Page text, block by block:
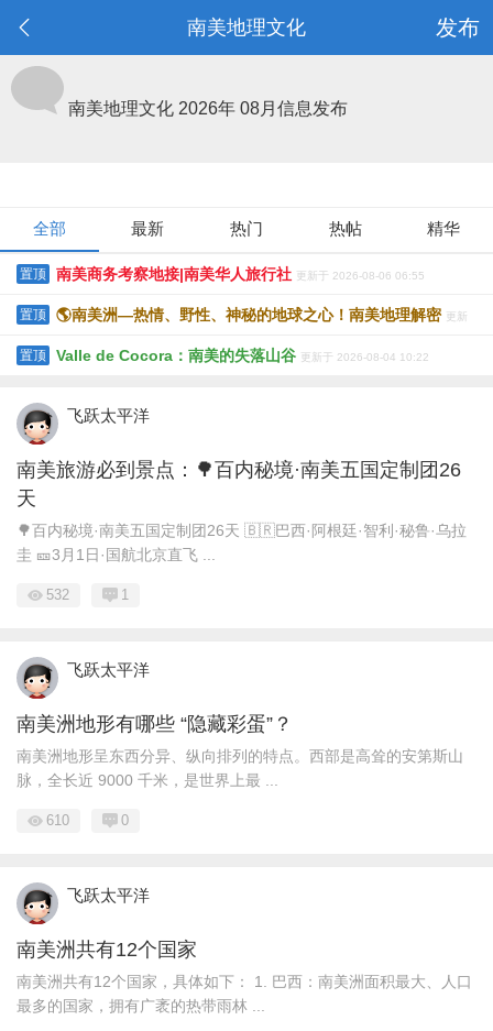
南美地理文化 发布
南美地理文化 2026年 08月信息发布
全部 最新 热门 热帖 精华
置顶 南美商务考察地接|南美华人旅行社 更新于 2026-08-06 06:55
置顶 🌎南美洲—热情、野性、神秘的地球之心！南美地理解密 更新
于 2026-08-05 8:28
置顶 Valle de Cocora：南美的失落山谷 更新于 2026-08-04 10:22
飞跃太平洋
南美旅游必到景点：🌳百内秘境·南美五国定制团26
天
🌳百内秘境·南美五国定制团26天 🇧🇷巴西·阿根廷·智利·秘鲁·乌拉
圭 🎫3月1日·国航北京直飞 ...
532 1
飞跃太平洋
南美洲地形有哪些 “隐藏彩蛋”？
南美洲地形呈东西分异、纵向排列的特点。西部是高耸的安第斯山
脉，全长近 9000 千米，是世界上最 ...
610 0
飞跃太平洋
南美洲共有12个国家
南美洲共有12个国家，具体如下： 1. 巴西：南美洲面积最大、人口
最多的国家，拥有广袤的热带雨林 ...